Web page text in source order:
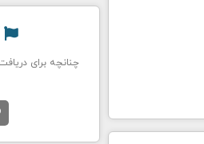
چنانچه برای